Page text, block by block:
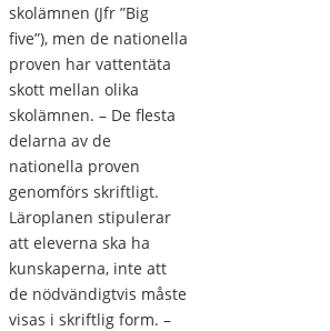
skolämnen (Jfr ”Big
five”), men de nationella
proven har vattentäta
skott mellan olika
skolämnen. – De flesta
delarna av de
nationella proven
genomförs skriftligt.
Läroplanen stipulerar
att eleverna ska ha
kunskaperna, inte att
de nödvändigtvis måste
visas i skriftlig form. –